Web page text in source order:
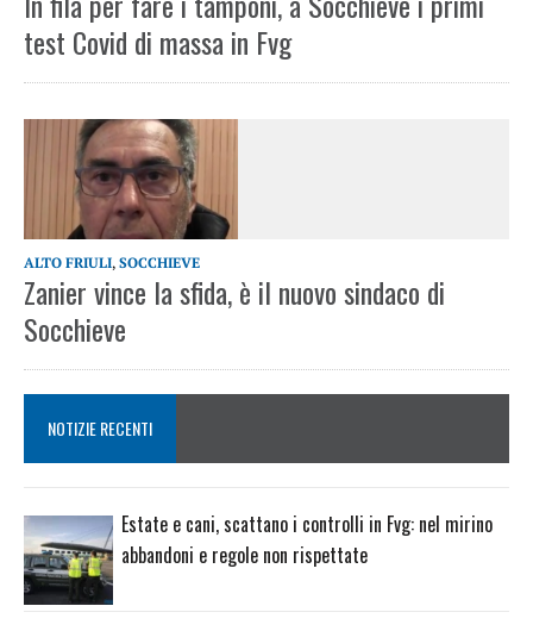
test Covid di massa in Fvg
ALTO FRIULI, SOCCHIEVE
Zanier vince la sfida, è il nuovo sindaco di
Socchieve
NOTIZIE RECENTI
Estate e cani, scattano i controlli in Fvg: nel mirino
abbandoni e regole non rispettate